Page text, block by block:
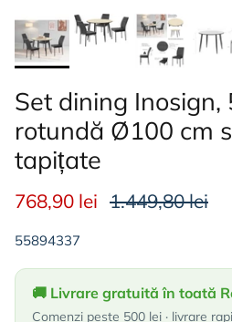
Set dining Inosign,
rotundă Ø100 cm
tapițate
768,90 lei 1.449,80 lei
55894337
🚚 Livrare gratuită în toată
Comenzi peste 500 lei · livrare